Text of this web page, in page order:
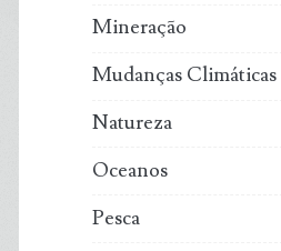
Mineração
Mudanças Climáticas
Natureza
Oceanos
Pesca